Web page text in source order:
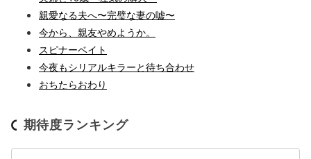
親愛なる夫へ〜完璧な妻の嘘〜
今から、親友やめようか。
スピナーベイト
今夜もシリアルキラーと待ち合わせ
おちたらおわり
期待度ランキング